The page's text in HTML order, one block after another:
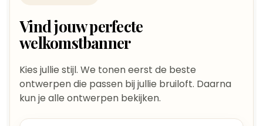
Vind jouw perfecte
welkomstbanner
Kies jullie stijl. We tonen eerst de beste
ontwerpen die passen bij jullie bruiloft. Daarna
kun je alle ontwerpen bekijken.